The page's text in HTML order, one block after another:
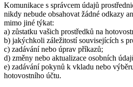
Komunikace s správcem údajů
nikdy nebude obsahovat žádné odkazy
mimo jiné týkat:
a) zůstatku vašich prostředků na
b) jakýchkoli záležitostí souvisejících s
c) zadávání nebo úprav příkazů;
d) změny nebo aktualizace osobních
e) zadávání pokynů k vkladu nebo
hotovostního účtu.